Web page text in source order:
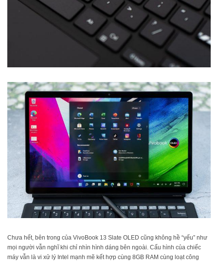
Chưa hết, bên trong của VivoBook 13 Slate OLED cũng không hề “yếu” như
mọi người vẫn nghĩ khi chỉ nhìn hình dáng bên ngoài. Cấu hình của chiếc
máy vẫn là vi xử lý Intel mạnh mẽ kết hợp cùng 8GB RAM cùng loạt công